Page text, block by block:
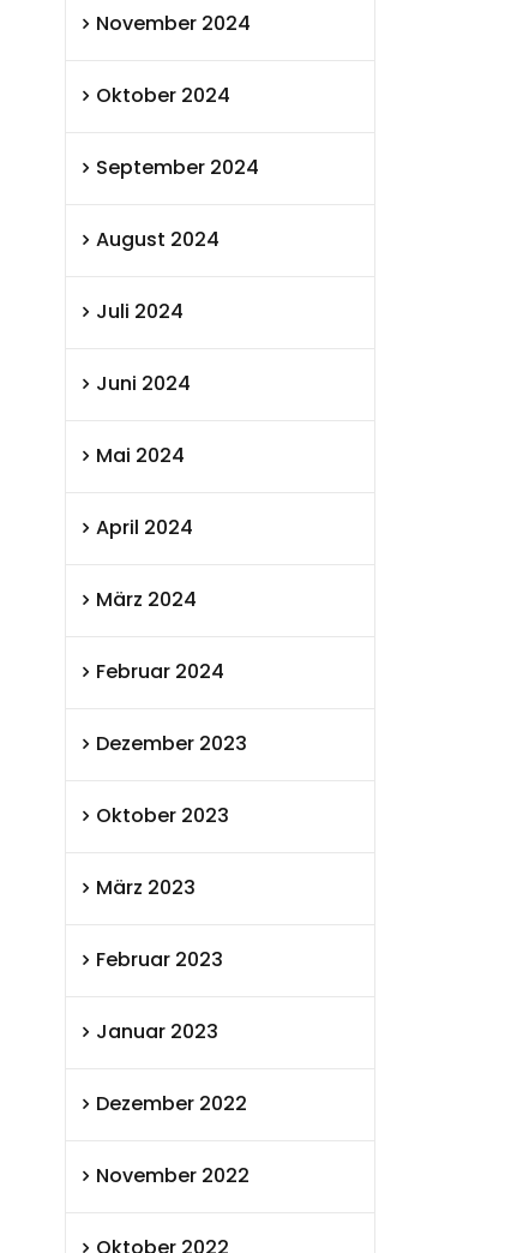
November 2024
Oktober 2024
September 2024
August 2024
Juli 2024
Juni 2024
Mai 2024
April 2024
März 2024
Februar 2024
Dezember 2023
Oktober 2023
März 2023
Februar 2023
Januar 2023
Dezember 2022
November 2022